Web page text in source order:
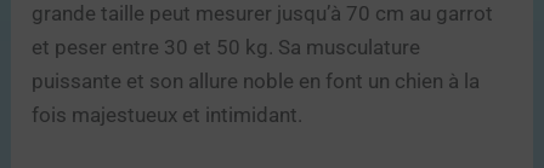
grande taille peut mesurer jusqu’à 70 cm au garrot
et peser entre 30 et 50 kg. Sa musculature
puissante et son allure noble en font un chien à la
fois majestueux et intimidant.